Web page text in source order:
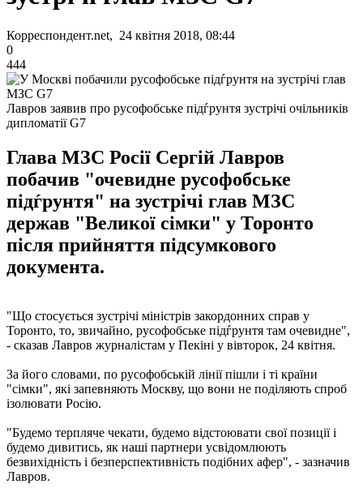
Корреспондент.net, 24 квітня 2018, 08:44
0
444
Лавров заявив про русофобське підѓрунтя зустрічі очільників
дипломатії G7
Глава МЗС Росії Сергій Лавров
побачив "очевидне русофобське
підѓрунтя" на зустрічі глав МЗС
держав "Великої сімки" у Торонто
після прийняття підсумкового
документа.
"Що стосується зустрічі міністрів закордонних справ у
Торонто, то, звичайно, русофобське підѓрунтя там очевидне",
- сказав Лавров журналістам у Пекіні у вівторок, 24 квітня.
За його словами, по русофобській лінії пішли і ті країни
"сімки", які запевняють Москву, що вони не поділяють спроб
ізолювати Росію.
"Будемо терпляче чекати, будемо відстоювати свої позиції і
будемо дивитись, як наші партнери усвідомлюють
безвихідність і безперспективність подібних афер", - зазначив
Лавров.